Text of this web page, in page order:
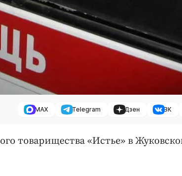
MAX Telegram Дзен ВК
товарищества «Истье» в